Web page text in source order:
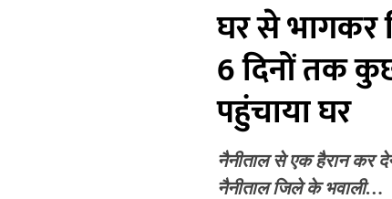
घर से भागकर
6 दिनों तक
पहुंचाया घर
नैनीताल से एक हैरान कर
नैनीताल जिले के भवाली…